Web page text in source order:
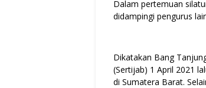
Dalam pertemuan
didampingi pengurus
Dikatakan Bang
(Sertijab) 1 April 2021
di Sumatera Barat.